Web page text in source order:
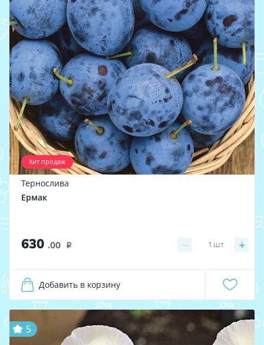
Хит продаж
Тернослива
Ермак
630 .00 i − +
1 шт
Добавить в корзину
5